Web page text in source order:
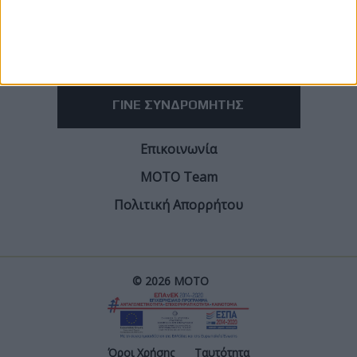
ΓΙΝΕ ΣΥΝΔΡΟΜΗΤΗΣ
Επικοινωνία
ΜΟΤΟ Team
Πολιτική Απορρήτου
© 2026 ΜΟΤΟ
Όροι Χρήσης Ταυτότητα